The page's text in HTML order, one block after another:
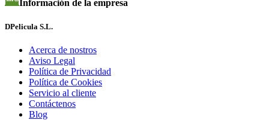
Información de la empresa
DPelicula S.L.
Acerca de nostros
Aviso Legal
Política de Privacidad
Política de Cookies
Servicio al cliente
Contáctenos
Blog